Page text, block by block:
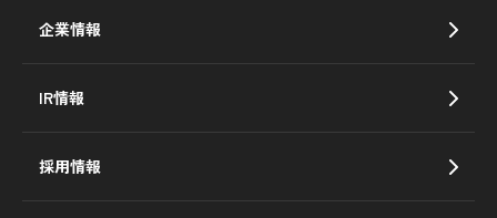
企業情報
IR情報
採用情報